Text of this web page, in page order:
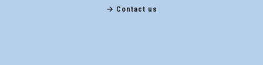
Contact us →